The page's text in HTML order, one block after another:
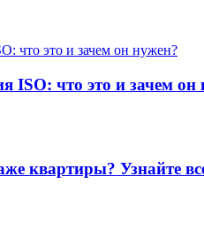
ISO: что это и зачем он
квартиры? Узнайте